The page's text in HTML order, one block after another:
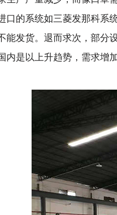
口的系统如三菱发那科系
能发货。退而求次，部分
内是以上升趋势，需求增